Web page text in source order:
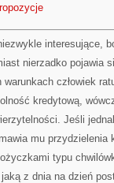
interesujące,
nierzadko pojawia
człowiek
kredytową,
Jeśli
mu
typu
z dnia na dzień